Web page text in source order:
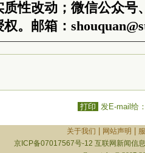
性改动；微信公众号
。邮箱：
打印 发E-mail给
关于我们 网站声明
京ICP备07017567号-12 互联网新闻信